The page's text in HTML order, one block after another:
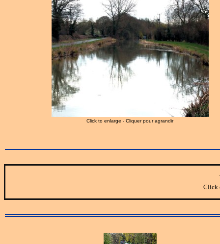
Click to enlarge - Cliquer pour agrandir
Click